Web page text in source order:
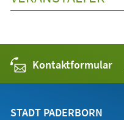
Kontaktformular
STADT PADERBORN